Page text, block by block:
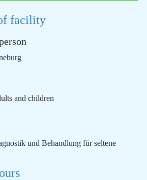
facility
and children
und Behandlung für seltene